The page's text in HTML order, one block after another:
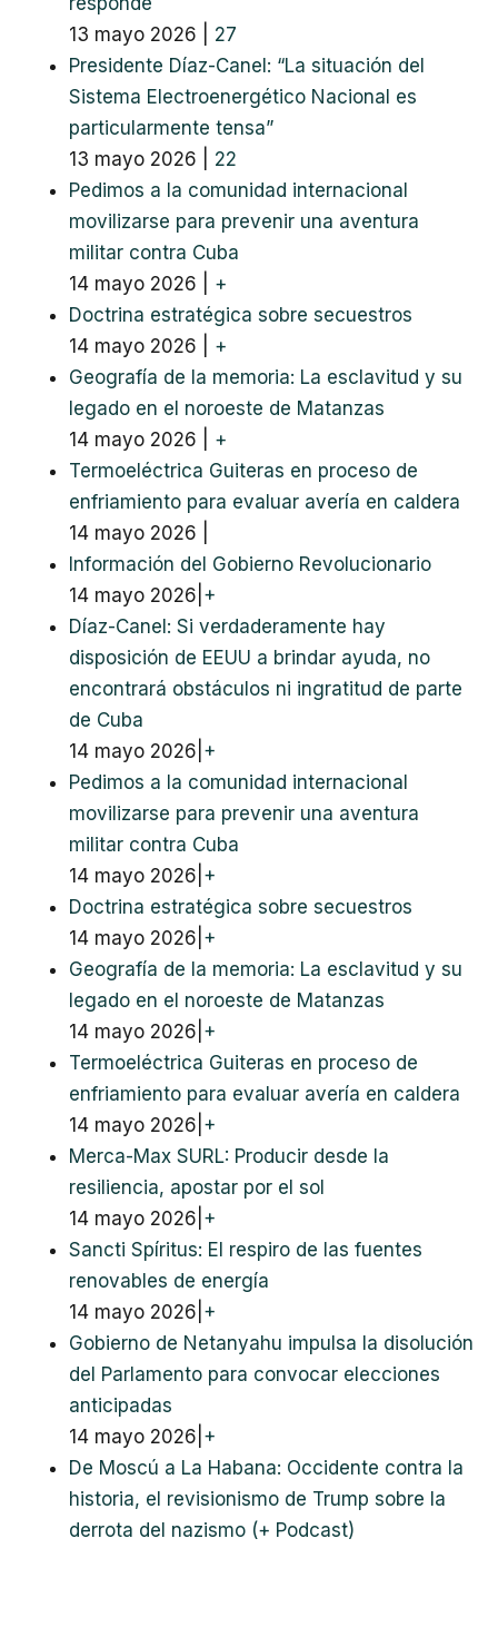
13 mayo 2026
27
Presidente Díaz-Canel: “La situación del
Sistema Electroenergético Nacional es
particularmente tensa”
13 mayo 2026
22
Pedimos a la comunidad internacional
movilizarse para prevenir una aventura
militar contra Cuba
14 mayo 2026
+
Doctrina estratégica sobre secuestros
14 mayo 2026
+
Geografía de la memoria: La esclavitud y su
legado en el noroeste de Matanzas
14 mayo 2026
+
Termoeléctrica Guiteras en proceso de
enfriamiento para evaluar avería en caldera
14 mayo 2026
Información del Gobierno Revolucionario
14 mayo 2026 +
Díaz-Canel: Si verdaderamente hay
disposición de EEUU a brindar ayuda, no
encontrará obstáculos ni ingratitud de parte
de Cuba
14 mayo 2026 +
Pedimos a la comunidad internacional
movilizarse para prevenir una aventura
militar contra Cuba
14 mayo 2026 +
Doctrina estratégica sobre secuestros
14 mayo 2026 +
Geografía de la memoria: La esclavitud y su
legado en el noroeste de Matanzas
14 mayo 2026 +
Termoeléctrica Guiteras en proceso de
enfriamiento para evaluar avería en caldera
14 mayo 2026 +
Merca-Max SURL: Producir desde la
resiliencia, apostar por el sol
14 mayo 2026 +
Sancti Spíritus: El respiro de las fuentes
renovables de energía
14 mayo 2026 +
Gobierno de Netanyahu impulsa la disolución
del Parlamento para convocar elecciones
anticipadas
14 mayo 2026 +
De Moscú a La Habana: Occidente contra la
historia, el revisionismo de Trump sobre la
derrota del nazismo (+ Podcast)